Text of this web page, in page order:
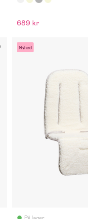
689 kr
Nyhed